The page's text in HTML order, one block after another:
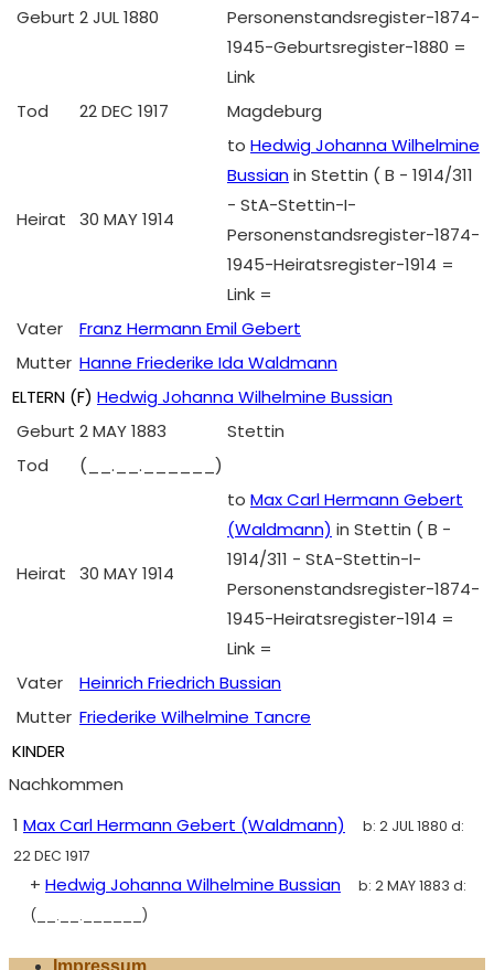
Geburt 2 JUL 1880
Personenstandsregister-1874-
1945-Geburtsregister-1880 =
Link
Tod
22 DEC 1917 Magdeburg
Heirat 30 MAY 1914
to Hedwig Johanna Wilhelmine
Bussianin Stettin ( B - 1914/311
- StA-Stettin-I-
Personenstandsregister-1874-
1945-Heiratsregister-1914 =
Link =
Vater
Franz Hermann Emil Gebert
Mutter Hanne Friederike Ida Waldmann
ELTERN (F) Hedwig Johanna Wilhelmine Bussian
Geburt 2 MAY 1883
Stettin
Tod
(__.__.______)
Heirat 30 MAY 1914
to Max Carl Hermann Gebert
(Waldmann) in Stettin ( B -
1914/311 - StA-Stettin-I-
Personenstandsregister-1874-
1945-Heiratsregister-1914 =
Link =
Vater
Heinrich Friedrich Bussian
Mutter Friederike Wilhelmine Tancre
KINDER
Nachkommen
1 Max Carl Hermann Gebert (Waldmann) b: 2 JUL 1880 d:
22 DEC 1917
+ Hedwig Johanna Wilhelmine Bussian b: 2 MAY 1883 d:
(__.__.______)
Impressum